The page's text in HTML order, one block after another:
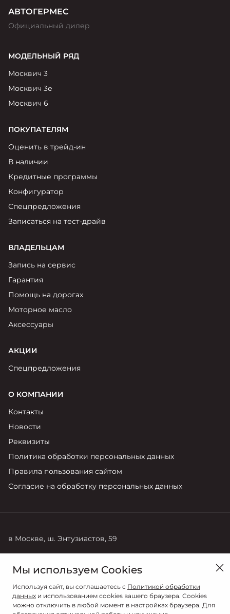
АВТОГЕРМЕС
Официальный дилер
МОДЕЛЬНЫЙ РЯД
Москвич 3
Москвич 3е
Москвич 6
ПОКУПАТЕЛЯМ
Оценить в трейд-ин
В наличии
Кредитные программы
Конфигуратор
Спецпредложения
Записаться на тест-драйв
ВЛАДЕЛЬЦАМ
Запись на сервис
Гарантия
Помощь на дорогах
Моторное масло
Аксессуары
АКЦИИ
Спецпредложения
О КОМПАНИИ
Контакты
Новости
Реквизиты
Политика обработки персональных данных
Правила пользования сайтом
Согласие на обработку персональных данных
в Москве, ш. Энтузиастов, 59
8 (495) 011-41-26 8 (495) 011-41-26
Мы используем Cookies
Используя сайт, вы соглашаетесь с Политикой обработки
данных и использованием cookies вашего браузера. Cookies
можно отключить в любой момент в настройках браузера. Для